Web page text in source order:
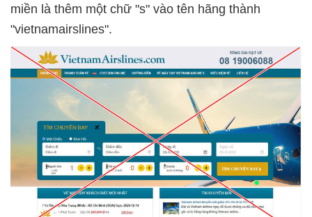
miền là thêm một chữ "s" vào tên hãng thành
"vietnamairslines".